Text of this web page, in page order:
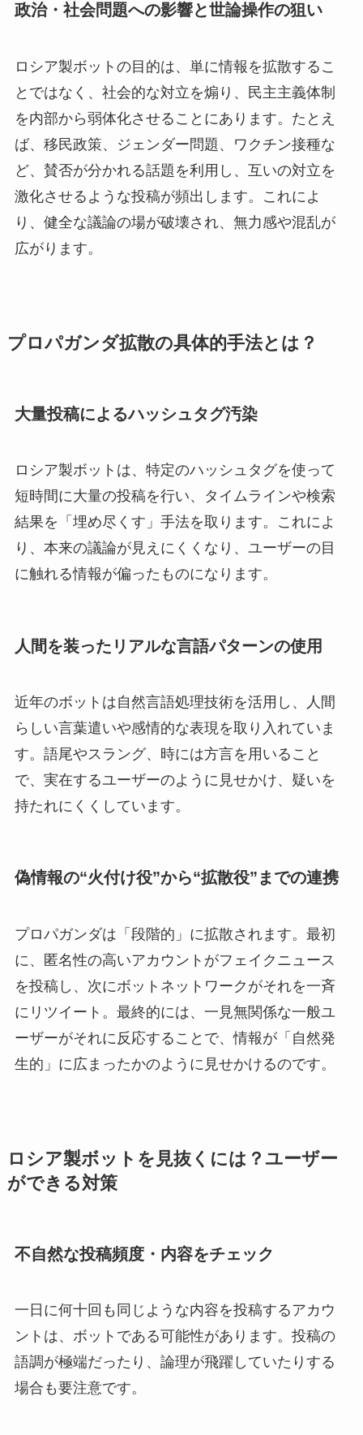
政治・社会問題への影響と世論操作の狙い
ロシア製ボットの目的は、単に情報を拡散するこ
とではなく、社会的な対立を煽り、民主主義体制
を内部から弱体化させることにあります。たとえ
ば、移民政策、ジェンダー問題、ワクチン接種な
ど、賛否が分かれる話題を利用し、互いの対立を
激化させるような投稿が頻出します。これによ
り、健全な議論の場が破壊され、無力感や混乱が
広がります。
プロパガンダ拡散の具体的手法とは？
大量投稿によるハッシュタグ汚染
ロシア製ボットは、特定のハッシュタグを使って
短時間に大量の投稿を行い、タイムラインや検索
結果を「埋め尽くす」手法を取ります。これによ
り、本来の議論が見えにくくなり、ユーザーの目
に触れる情報が偏ったものになります。
人間を装ったリアルな言語パターンの使用
近年のボットは自然言語処理技術を活用し、人間
らしい言葉遣いや感情的な表現を取り入れていま
す。語尾やスラング、時には方言を用いること
で、実在するユーザーのように見せかけ、疑いを
持たれにくくしています。
偽情報の“火付け役”から“拡散役”までの連携
プロパガンダは「段階的」に拡散されます。最初
に、匿名性の高いアカウントがフェイクニュース
を投稿し、次にボットネットワークがそれを一斉
にリツイート。最終的には、一見無関係な一般ユ
ーザーがそれに反応することで、情報が「自然発
生的」に広まったかのように見せかけるのです。
ロシア製ボットを見抜くには？ユーザー
ができる対策
不自然な投稿頻度・内容をチェック
一日に何十回も同じような内容を投稿するアカウ
ントは、ボットである可能性があります。投稿の
語調が極端だったり、論理が飛躍していたりする
場合も要注意です。